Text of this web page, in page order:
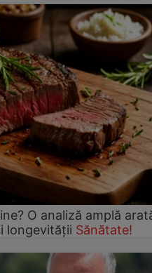
O analiză amplă
longevității Sănătate!